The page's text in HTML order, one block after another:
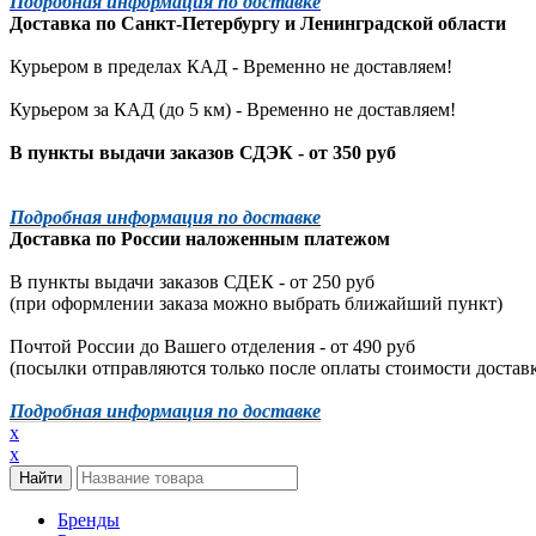
Доставка по Санкт-Петербургу и Ленинградской области
Курьером в пределах КАД - Временно не доставляем!
Курьером за КАД (до 5 км) - Временно не доставляем!
В пункты выдачи заказов СДЭК - от 350 руб
Подробная информация по доставке
Доставка по России наложенным платежом
В пункты выдачи заказов СДЕК - от 250 руб
(при оформлении заказа можно выбрать ближайший пункт)
Почтой России до Вашего отделения - от 490 руб
(посылки отправляются только после оплаты стоимости
Подробная информация по доставке
x
x
Бренды